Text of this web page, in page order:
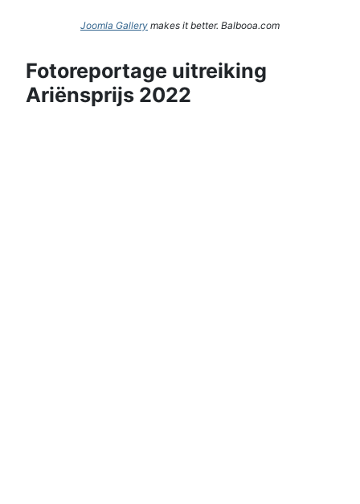
Joomla Gallery makes it better. Balbooa.com
Fotoreportage uitreiking
Ariënsprijs 2022